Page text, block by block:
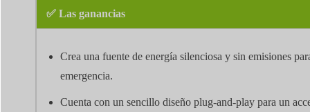
✅ Las ganancias
Crea una fuente de energía silenciosa y sin emisiones
emergencia.
Cuenta con un sencillo diseño plug-and-play para un